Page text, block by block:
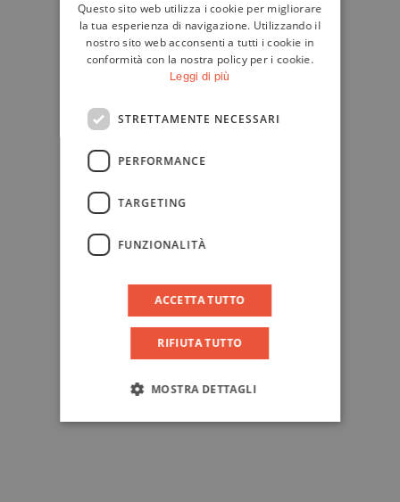
ENGLISH
Questo sito web utilizza i cookie per migliorare
la tua esperienza di navigazione. Utilizzando il
nostro sito web acconsenti a tutti i cookie in
conformità con la nostra policy per i cookie.
Leggi di più
STRETTAMENTE NECESSARI
PERFORMANCE
TARGETING
FUNZIONALITÀ
ACCETTA TUTTO
RIFIUTA TUTTO
MOSTRA DETTAGLI